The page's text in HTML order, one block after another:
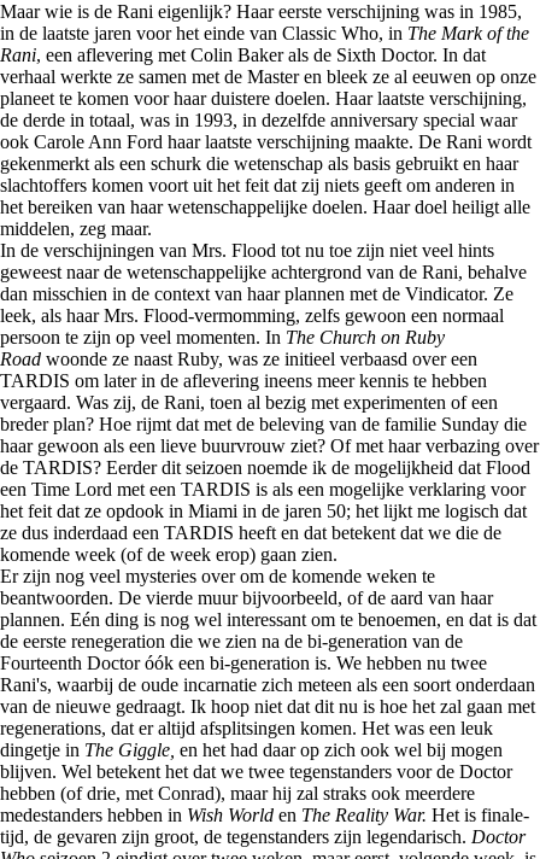
Maar wie is de Rani eigenlijk? Haar eerste verschijning was in 1985,
in de laatste jaren voor het einde van Classic Who, in The Mark of the
Rani, een aflevering met Colin Baker als de Sixth Doctor. In dat
verhaal werkte ze samen met de Master en bleek ze al eeuwen op onze
planeet te komen voor haar duistere doelen. Haar laatste verschijning,
de derde in totaal, was in 1993, in dezelfde anniversary special waar
ook Carole Ann Ford haar laatste verschijning maakte. De Rani wordt
gekenmerkt als een schurk die wetenschap als basis gebruikt en haar
slachtoffers komen voort uit het feit dat zij niets geeft om anderen in
het bereiken van haar wetenschappelijke doelen. Haar doel heiligt alle
middelen, zeg maar.
In de verschijningen van Mrs. Flood tot nu toe zijn niet veel hints
geweest naar de wetenschappelijke achtergrond van de Rani, behalve
dan misschien in de context van haar plannen met de Vindicator. Ze
leek, als haar Mrs. Flood-vermomming, zelfs gewoon een normaal
persoon te zijn op veel momenten. In The Church on Ruby
Road woonde ze naast Ruby, was ze initieel verbaasd over een
TARDIS om later in de aflevering ineens meer kennis te hebben
vergaard. Was zij, de Rani, toen al bezig met experimenten of een
breder plan? Hoe rijmt dat met de beleving van de familie Sunday die
haar gewoon als een lieve buurvrouw ziet? Of met haar verbazing over
de TARDIS? Eerder dit seizoen noemde ik de mogelijkheid dat Flood
een Time Lord met een TARDIS is als een mogelijke verklaring voor
het feit dat ze opdook in Miami in de jaren 50; het lijkt me logisch dat
ze dus inderdaad een TARDIS heeft en dat betekent dat we die de
komende week (of de week erop) gaan zien.
Er zijn nog veel mysteries over om de komende weken te
beantwoorden. De vierde muur bijvoorbeeld, of de aard van haar
plannen. Eén ding is nog wel interessant om te benoemen, en dat is dat
de eerste renegeration die we zien na de bi-generation van de
Fourteenth Doctor óók een bi-generation is. We hebben nu twee
Rani's, waarbij de oude incarnatie zich meteen als een soort onderdaan
van de nieuwe gedraagt. Ik hoop niet dat dit nu is hoe het zal gaan met
regenerations, dat er altijd afsplitsingen komen. Het was een leuk
dingetje in The Giggle, en het had daar op zich ook wel bij mogen
blijven. Wel betekent het dat we twee tegenstanders voor de Doctor
hebben (of drie, met Conrad), maar hij zal straks ook meerdere
medestanders hebben in Wish World en The Reality War. Het is finale-
tijd, de gevaren zijn groot, de tegenstanders zijn legendarisch. Doctor